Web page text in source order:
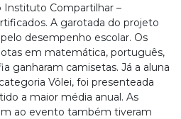
Compartilhar –
A garotada do projeto
desempenho escolar. Os
em matemática, português,
ganharam camisetas. Já a aluna
Vôlei, foi presenteada
a maior média anual. As
ao evento também tiveram